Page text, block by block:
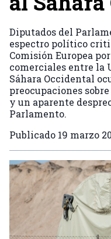
Diputados del
espectro político
Comisión Europea
comerciales entre la
Sáhara Occidental
preocupaciones
y un aparente
Parlamento.
Publicado 19 marzo